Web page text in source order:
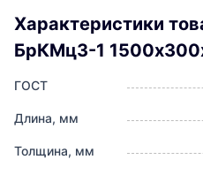
Характеристики
БрКМц3-1
ГОСТ
Длина, мм
Толщина, мм